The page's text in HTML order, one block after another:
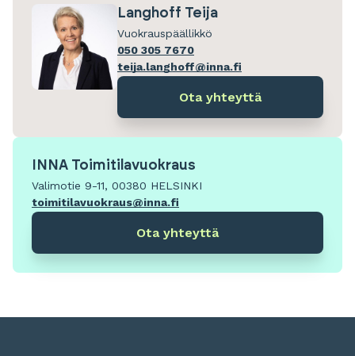
Langhoff Teija
Vuokrauspäällikkö
050 305 7670
teija.langhoff@inna.fi
Ota yhteyttä
INNA Toimitilavuokraus
Valimotie 9-11, 00380 HELSINKI
toimitilavuokraus@inna.fi
Ota yhteyttä